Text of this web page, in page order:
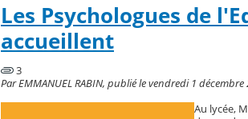
Les Psychologues de
accueillent
3
Par EMMANUEL RABIN, publié le vendredi 1
Au lycée,